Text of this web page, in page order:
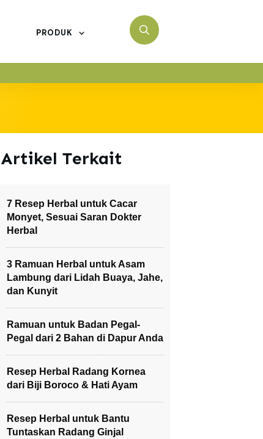
PRODUK
Artikel Terkait
7 Resep Herbal untuk Cacar
Monyet, Sesuai Saran Dokter
Herbal
3 Ramuan Herbal untuk Asam
Lambung dari Lidah Buaya, Jahe,
dan Kunyit
Ramuan untuk Badan Pegal-
Pegal dari 2 Bahan di Dapur Anda
Resep Herbal Radang Kornea
dari Biji Boroco & Hati Ayam
Resep Herbal untuk Bantu
Tuntaskan Radang Ginjal